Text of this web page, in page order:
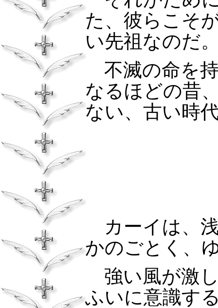
た、彼らこそ
い先祖なのだ
不滅の命を
なるほどの昔
ない、古い時
カーイは、
かのごとく、
強い風が激
ふいに意識す